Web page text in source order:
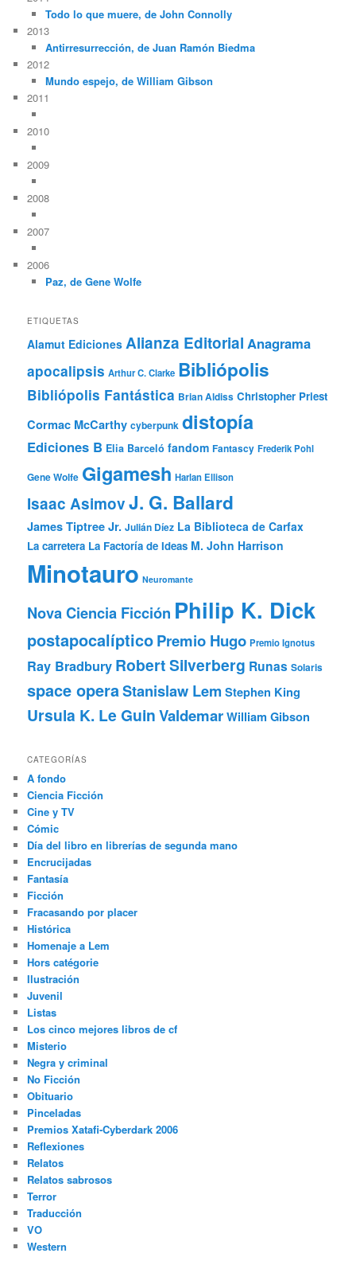
Todo lo que muere, de John Connolly
2013
Antirresurrección, de Juan Ramón Biedma
2012
Mundo espejo, de William Gibson
2011
2010
2009
2008
2007
2006
Paz, de Gene Wolfe
ETIQUETAS
Alamut Ediciones Alianza Editorial Anagrama
apocalipsis Arthur C. Clarke Bibliópolis
Bibliópolis Fantástica Brian Aldiss Christopher Priest
Cormac McCarthy cyberpunk distopía
Ediciones B Elia Barceló fandom Fantascy Frederik Pohl
Gene Wolfe Gigamesh Harlan Ellison
Isaac AsimovJ. G. Ballard
James Tiptree Jr. Julián Díez La Biblioteca de Carfax
La carretera La Factoría de Ideas M. John Harrison
Minotauro Neuromante
Nova Ciencia Ficción Philip K. Dick
postapocalípticoPremio Hugo Premio Ignotus
Ray Bradbury Robert Silverberg Runas Solaris
space operaStanislaw Lem Stephen King
Ursula K. Le GuinValdemarWilliam Gibson
CATEGORÍAS
A fondo
Ciencia Ficción
Cine y TV
Cómic
Día del libro en librerías de segunda mano
Encrucijadas
Fantasía
Ficción
Fracasando por placer
Histórica
Homenaje a Lem
Hors catégorie
Ilustración
Juvenil
Listas
Los cinco mejores libros de cf
Misterio
Negra y criminal
No Ficción
Obituario
Pinceladas
Premios Xatafi-Cyberdark 2006
Reflexiones
Relatos
Relatos sabrosos
Terror
Traducción
VO
Western